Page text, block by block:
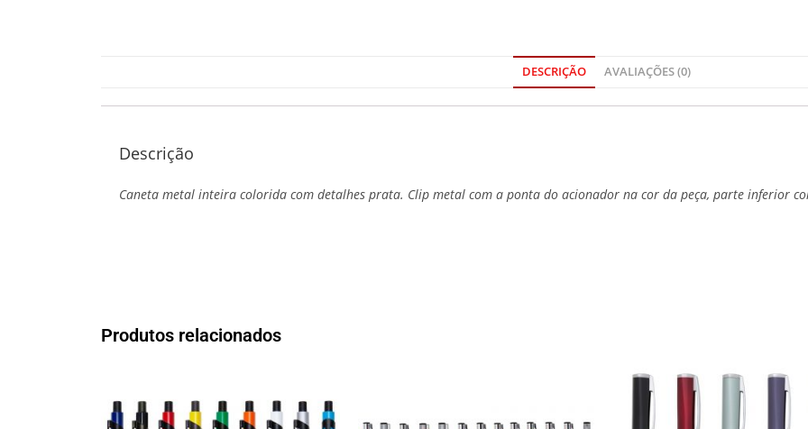
DESCRIÇÃO AVALIAÇÕES (0)
Descrição
Caneta metal inteira colorida com detalhes prata. Clip metal com a ponta do acionador na cor da peça, parte inferior
Produtos relacionados